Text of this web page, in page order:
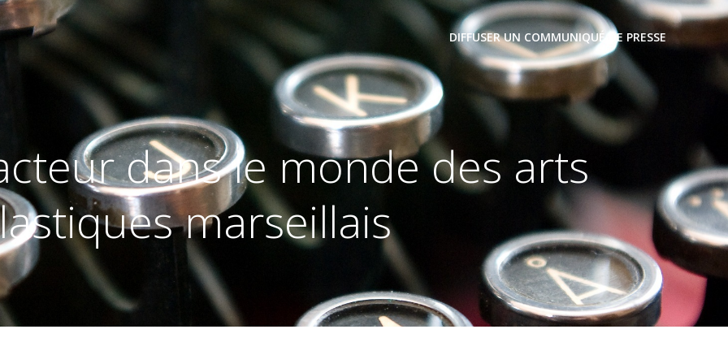
DIFFUSER UN COMMUNIQUÉ DE PRESSE
dans le monde des arts
marseillais